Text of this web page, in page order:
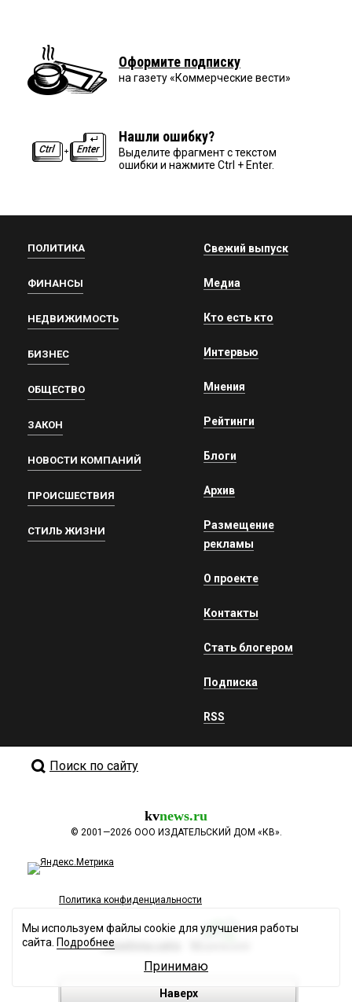
Оформите подписку
на газету «Коммерческие вести»
Нашли ошибку?
Выделите фрагмент с текстом
ошибки и нажмите Ctrl + Enter.
ПОЛИТИКА
ФИНАНСЫ
НЕДВИЖИМОСТЬ
БИЗНЕС
ОБЩЕСТВО
ЗАКОН
НОВОСТИ КОМПАНИЙ
ПРОИСШЕСТВИЯ
СТИЛЬ ЖИЗНИ
Свежий выпуск
Медиа
Кто есть кто
Интервью
Мнения
Рейтинги
Блоги
Архив
Размещение
рекламы
О проекте
Контакты
Стать блогером
Подписка
RSS
Поиск по сайту
kvnews.ru
© 2001—2026 ООО ИЗДАТЕЛЬСКИЙ ДОМ «КВ».
Политика конфиденциальности
Разработка сайта
Наверх
Мы используем файлы cookie для улучшения работы
сайта. Подробнее
Принимаю